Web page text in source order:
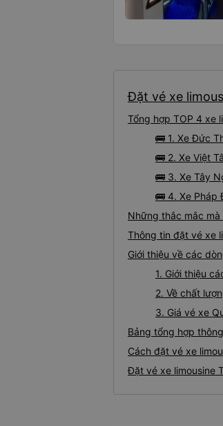
Đặt vé xe
Tổng hợp TOP 4 xe
🚌 1. Xe Đức
🚌 2. Xe Việt
🚌 3. Xe Tây
🚌 4. Xe Pháp
Những thắc mắc
Thông tin đặt vé xe
Giới thiệu về các
1. Giới thiệu
2. Về chất
3. Giá vé xe
Bảng tổng hợp
Cách đặt vé xe
Đặt vé xe limousine